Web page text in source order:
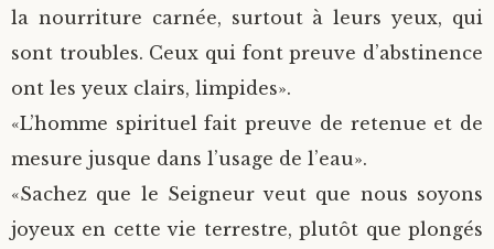
la nourriture carnée, surtout à leurs yeux, qui
sont troubles. Ceux qui font preuve d’abstinence
ont les yeux clairs, limpides».
«L’homme spirituel fait preuve de retenue et de
mesure jusque dans l’usage de l’eau».
«Sachez que le Seigneur veut que nous soyons
joyeux en cette vie terrestre, plutôt que plongés